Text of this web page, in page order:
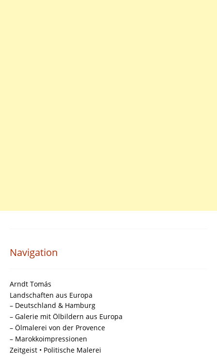
Navigation
Arndt Tomás
Landschaften aus Europa
– Deutschland & Hamburg
– Galerie mit Ölbildern aus Europa
– Ölmalerei von der Provence
– Marokkoimpressionen
Zeitgeist • Politische Malerei